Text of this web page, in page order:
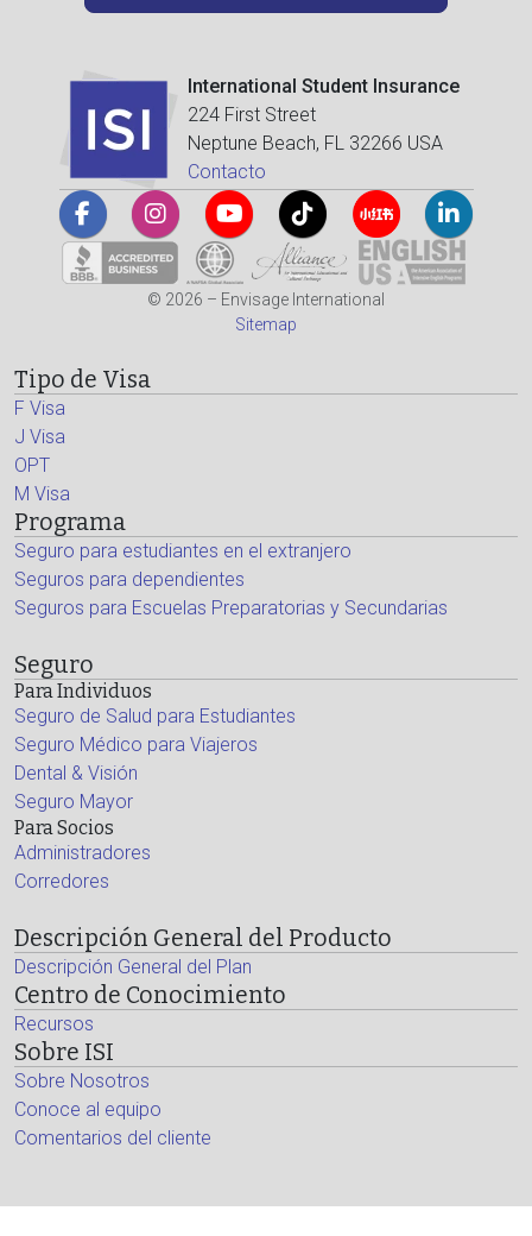
International Student Insurance
224 First Street
Neptune Beach, FL 32266 USA
Contacto
© 2026 – Envisage International
Sitemap
Tipo de Visa
F Visa
J Visa
OPT
M Visa
Programa
Seguro para estudiantes en el extranjero
Seguros para dependientes
Seguros para Escuelas Preparatorias y Secundarias
Seguro
Para Individuos
Seguro de Salud para Estudiantes
Seguro Médico para Viajeros
Dental & Visión
Seguro Mayor
Para Socios
Administradores
Corredores
Descripción General del Producto
Descripción General del Plan
Centro de Conocimiento
Recursos
Sobre ISI
Sobre Nosotros
Conoce al equipo
Comentarios del cliente